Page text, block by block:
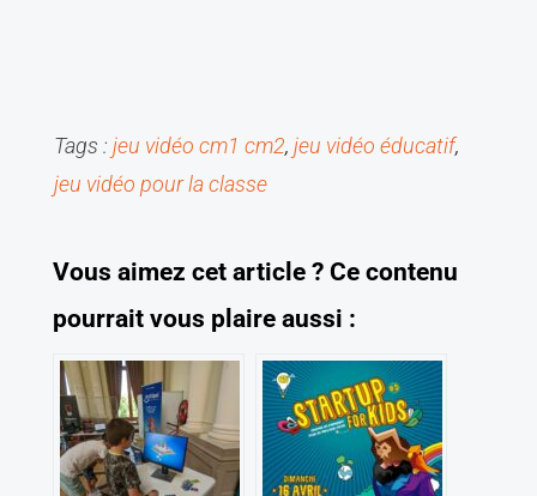
Tags : jeu vidéo cm1 cm2, jeu vidéo éducatif
jeu vidéo pour la classe
Vous aimez cet article ? Ce contenu
pourrait vous plaire aussi :